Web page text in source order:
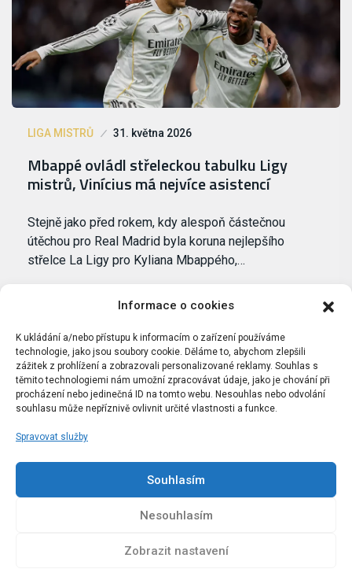
Informace o cookies
K ukládání a/nebo přístupu k informacím o zařízení používáme
technologie, jako jsou soubory cookie. Děláme to, abychom zlepšili
zážitek z prohlížení a zobrazovali personalizované reklamy. Souhlas s
těmito technologiemi nám umožní zpracovávat údaje, jako je chování při
procházení nebo jedinečná ID na tomto webu. Nesouhlas nebo odvolání
souhlasu může nepříznivě ovlivnit určité vlastnosti a funkce.
Spravovat služby
Souhlasím
Nesouhlasím
Zobrazit nastavení
LIGA MISTRŮ 31. května 2026
Mbappé ovládl střeleckou tabulku Ligy
mistrů, Vinícius má nejvíce asistencí
Stejně jako před rokem, kdy alespoň částečnou
útěchou pro Real Madrid byla koruna nejlepšího
střelce La Ligy pro Kyliana Mbappého,…
Kopírování obsahu je přísně zakázáno.